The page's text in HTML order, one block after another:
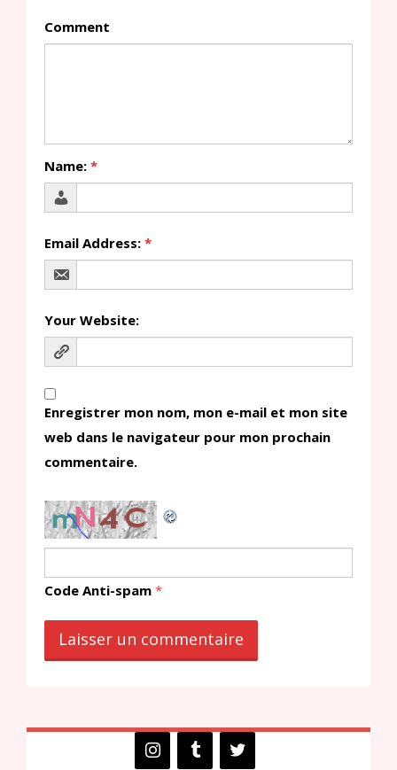
Comment
Name: *
Email Address: *
Your Website:
Enregistrer mon nom, mon e-mail et mon site
web dans le navigateur pour mon prochain
commentaire.
Code Anti-spam *